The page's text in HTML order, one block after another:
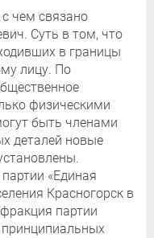
чем связано
Суть в том, что
в границы
лицу. По
физическими
быть членами
деталей новые
«Единая
Красногорск в
партии